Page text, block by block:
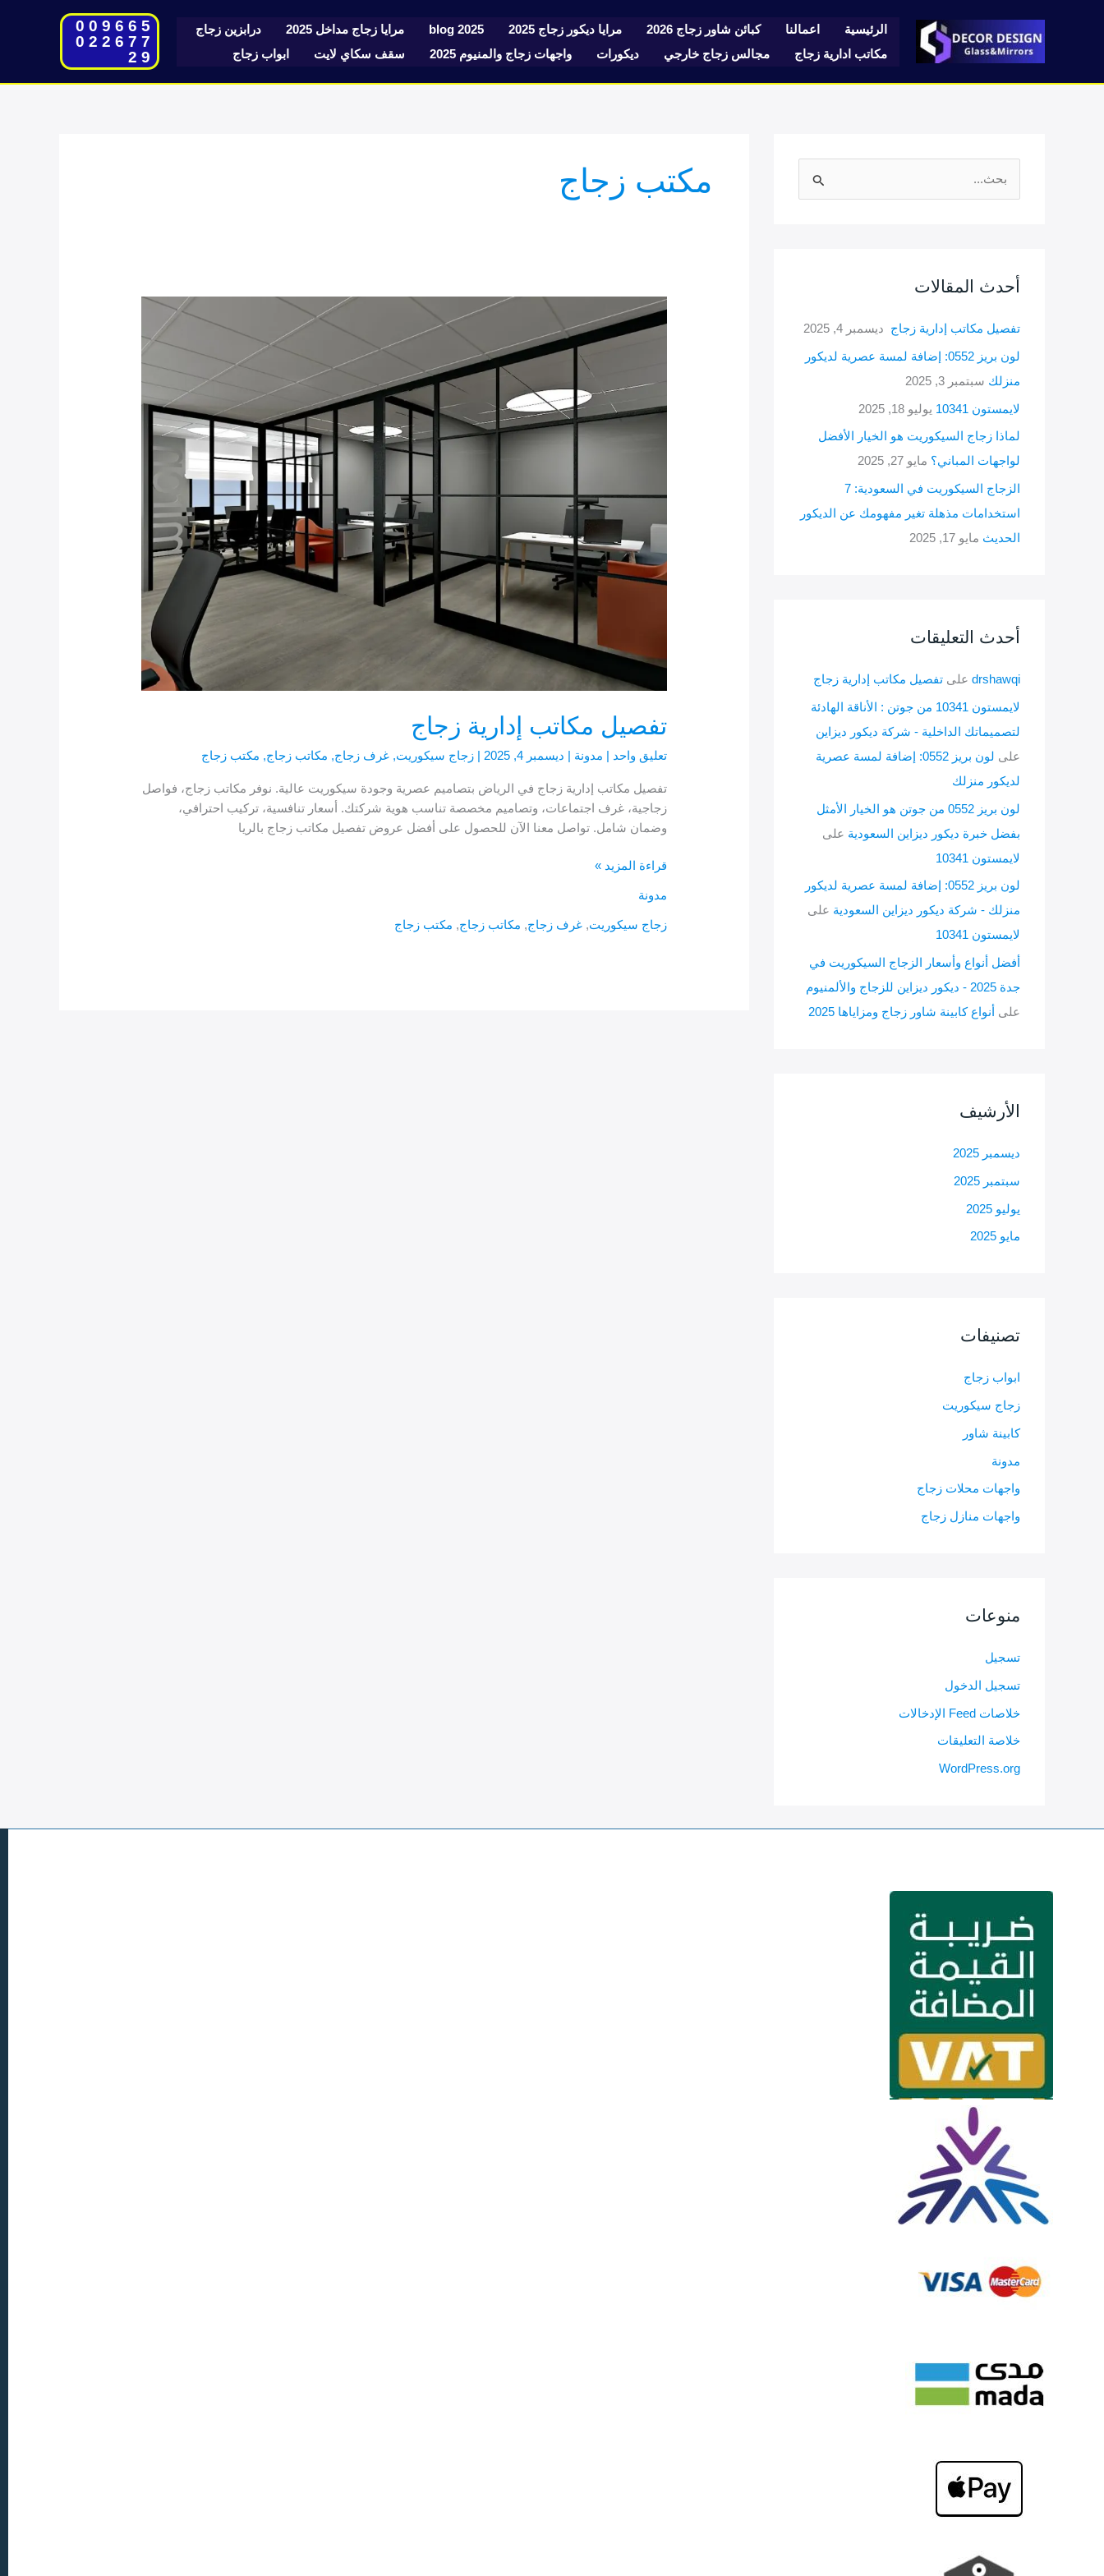
الرئيسية اعمالنا كبائن شاور زجاج 2026 مرايا ديكور زجاج 2025 blog 2025 مرايا زجاج مداخل 2025
درابزين زجاج
مكاتب ادارية زجاج
مجالس زجاج خارجي ديكورات واجهات زجاج والمنيوم 2025 سقف سكاي لايت ابواب زجاج
009665
022677
29
ث
ن
:
أحدث المقالات
تفصيل مكاتب إدارية زجاج ديسمبر 4, 2025
لون بريز 0552: إضافة لمسة عصرية لديكور
منزلك سبتمبر 3, 2025
لايمستون 10341
يوليو 18, 2025
لماذا زجاج السيكوريت هو الخيار الأفضل
لواجهات المباني؟ مايو 27, 2025
الزجاج السيكوريت في السعودية: 7
استخدامات مذهلة تغير مفهومك عن الديكور
الحديث مايو 17, 2025
أحدث التعليقات
drshawqi على تفصيل مكاتب إدارية زجاج
لايمستون 10341 من جوتن : الأناقة الهادئة
لتصميماتك الداخلية - شركة ديكور ديزاين
على
لون بريز 0552: إضافة لمسة عصرية
لديكور منزلك
لون بريز 0552 من جوتن هو الخيار الأمثل
بفضل خبرة ديكور ديزاين السعودية على
لايمستون 10341
لون بريز 0552: إضافة لمسة عصرية لديكور
منزلك - شركة ديكور ديزاين السعودية على
لايمستون 10341
أفضل أنواع وأسعار الزجاج السيكوريت في
جدة 2025 - ديكور ديزاين للزجاج والألمنيوم
على أنواع كابينة شاور زجاج ومزاياها 2025
الأرشيف
ديسمبر 2025
سبتمبر 2025
يوليو 2025
مايو 2025
تصنيفات
ابواب زجاج
زجاج سيكوريت
كابينة شاور
مدونة
واجهات محلات زجاج
واجهات منازل زجاج
منوعات
تسجيل
تسجيل الدخول
خلاصات Feed الإدخالات
خلاصة التعليقات
WordPress.org
مكتب زجاج
تفصيل مكاتب إدارية زجاج
تعليق واحد | مدونة | ديسمبر 4, 2025 |زجاج سيكوريت,غرف زجاج, مكاتب زجاج, مكتب زجاج
تفصيل مكاتب إدارية زجاج في الرياض بتصاميم عصرية وجودة سيكوريت عالية. نوفر مكاتب زجاج، فواصل
زجاجية، غرف اجتماعات، وتصاميم مخصصة تناسب هوية شركتك. أسعار تنافسية، تركيب احترافي،
وضمان شامل. تواصل معنا الآن للحصول على أفضل عروض تفصيل مكاتب زجاج بالريا
تفصيل
مكاتب
قراءة المزيد »
مدونة
زجاج سيكوريت,غرف زجاج, مكاتب زجاج, مكتب زجاج